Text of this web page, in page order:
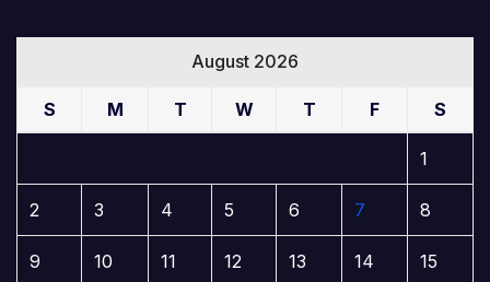
August 2026
S M T W T F S
1
2 3 4 5 6 7 8
9 10 11 12 13 14 15